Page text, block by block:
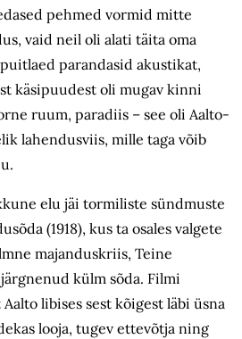
pehmed vormid mitte
vaid neil oli alati täita oma
parandasid akustikat,
käsipuudest oli mugav kinni
ruum, paradiis – see oli Aalto-
lahendusviis, mille taga võib
elu jäi tormiliste sündmuste
(1918), kus ta osales valgete
majanduskriis, Teine
külm sõda. Filmi
libises sest kõigest läbi üsna
looja, tugev ettevõtja ning